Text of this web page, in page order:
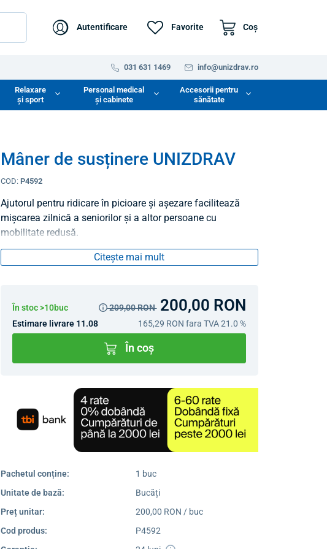
Autentificare Favorite Coş
031 631 1469 info@unizdrav.ro
Relaxare
și sport
Personal medical
și cabinete
Accesorii pentru
sănătate
Mâner de susținere UNIZDRAV
COD: P4592
Ajutorul pentru ridicare în picioare și așezare facilitează
mișcarea zilnică a seniorilor și a altor persoane cu
mobilitate redusă.
Citește mai mult
În stoc >10buc 209,00 RON 200,00 RON
Estimare livrare 11.08 165,29 RON fara TVA 21.0 %
În coș
Pachetul conține:
1 buc
Unitate de bază:
Bucăți
Preț unitar:
200,00 RON / buc
Cod produs:
P4592